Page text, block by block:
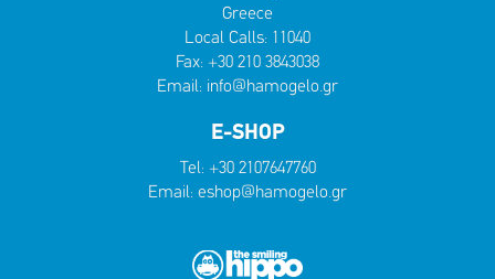
Greece
Local Calls: 11040
Fax: +30 210 3843038
Email: info@hamogelo.gr
E-SHOP
Tel: +30 2107647760
Email: eshop@hamogelo.gr